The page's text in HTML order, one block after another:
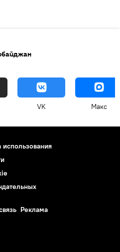
VK Макс
использования
Реклама